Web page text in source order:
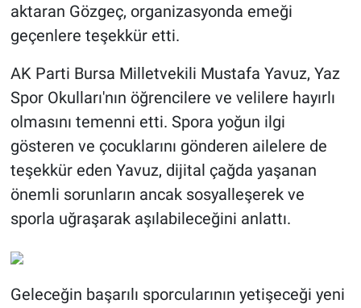
aktaran Gözgeç, organizasyonda emeği
geçenlere teşekkür etti.
AK Parti Bursa Milletvekili Mustafa Yavuz, Yaz
Spor Okulları'nın öğrencilere ve velilere hayırlı
olmasını temenni etti. Spora yoğun ilgi
gösteren ve çocuklarını gönderen ailelere de
teşekkür eden Yavuz, dijital çağda yaşanan
önemli sorunların ancak sosyalleşerek ve
sporla uğraşarak aşılabileceğini anlattı.
Geleceğin başarılı sporcularının yetişeceği yeni